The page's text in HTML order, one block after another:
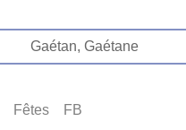
Gaétan, Gaétane
Fêtes FB